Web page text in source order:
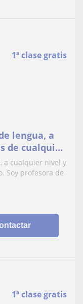
1ª clase gratis
lengua, a
de cualquier
lengua y
a cualquier nivel y
Soy profesora de
1ª clase gratis